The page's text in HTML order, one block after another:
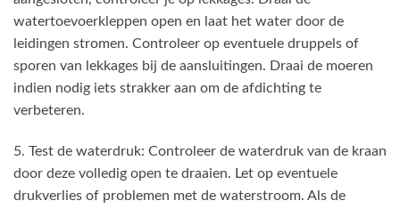
watertoevoerkleppen open en laat het water door de
leidingen stromen. Controleer op eventuele druppels of
sporen van lekkages bij de aansluitingen. Draai de moeren
indien nodig iets strakker aan om de afdichting te
verbeteren.
5. Test de waterdruk: Controleer de waterdruk van de kraan
door deze volledig open te draaien. Let op eventuele
drukverlies of problemen met de waterstroom. Als de